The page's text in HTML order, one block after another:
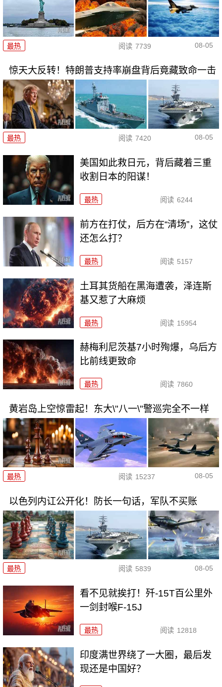
最热 阅读 7739 08-05
惊天大反转！特朗普支持率崩盘背后竟藏致命一击
最热 阅读 7420 08-05
美国如此救日元，背后藏着三重
收割日本的阳谋！
最热 阅读 6244
前方在打仗，后方在“清场”，这仗
还怎么打？
最热 阅读 5157
土耳其货船在黑海遭袭，泽连斯
基又惹了大麻烦
最热 阅读 15954
赫梅利尼茨基7小时殉爆，乌后方
比前线更致命
最热 阅读 7860
黄岩岛上空惊雷起！东大\"八一\"警巡完全不一样
最热 阅读 15237 08-05
以色列内讧公开化！防长一句话，军队不买账
最热 阅读 5839 08-05
看不见就挨打！歼-15T百公里外
一剑封喉F-15J
最热 阅读 12818
印度满世界绕了一大圈，最后发
现还是中国好？